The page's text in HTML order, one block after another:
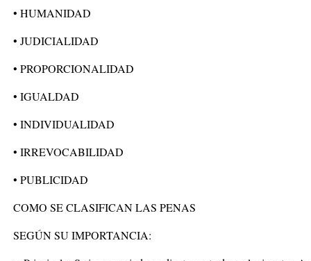
• HUMANIDAD
• JUDICIALIDAD
• PROPORCIONALIDAD
• IGUALDAD
• INDIVIDUALIDAD
• IRREVOCABILIDAD
• PUBLICIDAD
COMO SE CLASIFICAN LAS PENAS
SEGÚN SU IMPORTANCIA: